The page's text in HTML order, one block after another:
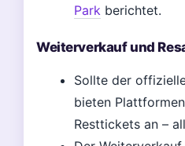
Park berichtet.
Weiterverkauf und
Sollte der
bieten
Resttickets an –